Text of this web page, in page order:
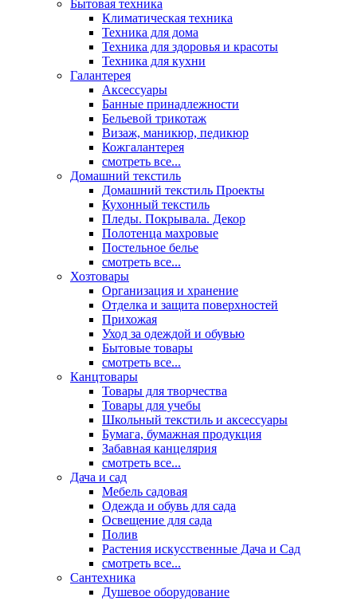
Бытовая техника
Климатическая техника
Техника для дома
Техника для здоровья и красоты
Техника для кухни
Галантерея
Аксессуары
Банные принадлежности
Бельевой трикотаж
Визаж, маникюр, педикюр
Кожгалантерея
смотреть все...
Домашний текстиль
Домашний текстиль Проекты
Кухонный текстиль
Пледы. Покрывала. Декор
Полотенца махровые
Постельное белье
смотреть все...
Хозтовары
Организация и хранение
Отделка и защита поверхностей
Прихожая
Уход за одеждой и обувью
Бытовые товары
смотреть все...
Канцтовары
Товары для творчества
Товары для учебы
Школьный текстиль и аксессуары
Бумага, бумажная продукция
Забавная канцелярия
смотреть все...
Дача и сад
Мебель садовая
Одежда и обувь для сада
Освещение для сада
Полив
Растения искусственные Дача и Сад
смотреть все...
Сантехника
Душевое оборудование